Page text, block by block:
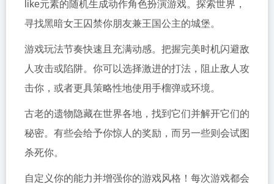
like元素的随机生成动作角色扮演游戏。探索世界，
寻找黑暗女王囚禁你朋友兼王国公主的城堡。
游戏玩法节奏快速且充满动感。把握完美时机闪避敌
人攻击或陷阱。你可以选择激进的打法，阻止敌人攻
击你，或者更具策略性地使用手榴弹或环境。
古老的遗物隐藏在世界各地，找到它们并解开它们的
秘密。有些会给予你惊人的奖励，而另一些则会试图
杀死你。
自定义你的能力并增强你的游戏风格！每次游戏都会